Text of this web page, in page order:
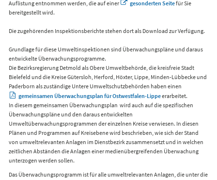
Auflistung entnommen werden, die auf einer
gesonderten Seitefür Sie
bereitgestellt wird.
Die zugehörenden Inspektionsberichte stehen dort als Download zur Verfügung.
Grundlage für diese Umweltinspektionen sind Überwachungspläne und daraus
entwickelte Überwachungsprogramme.
Die Bezirksregierung Detmold als Obere Umweltbehörde, die kreisfreie Stadt
Bielefeld und die Kreise Gütersloh, Herford, Höxter, Lippe, Minden-Lübbecke und
Paderborn als zuständige Untere Umweltschutzbehörden haben einen
gemeinsamen Überwachungsplan für Ostwestfalen-Lippeerarbeitet.
In diesem gemeinsamen Überwachungsplan wird auch auf die spezifischen
Überwachungspläne und den daraus entwickelten
Umweltüberwachungsprogrammen der einzelnen Kreise verwiesen. In diesen
Plänen und Programmen auf Kreisebene wird beschrieben, wie sich der Stand
von umweltrelevanten Anlagen im Dienstbezirk zusammensetzt und in welchen
zeitlichen Abständen die Anlagen einer medienübergreifenden Überwachung
unterzogen werden sollen.
Das Überwachungsprogramm ist für alle umweltrelevanten Anlagen, die unter die